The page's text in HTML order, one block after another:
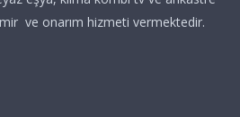
ve onarım hizmeti vermektedir.